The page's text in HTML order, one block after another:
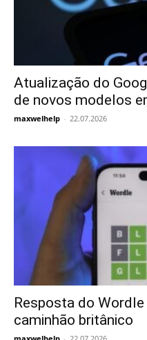
Atualização do
de novos modelos
maxwelhelp - 22.07.2026
Resposta do
caminhão britânico